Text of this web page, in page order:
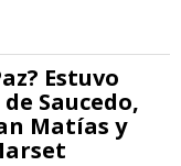
Estuvo
Saucedo,
Matías y